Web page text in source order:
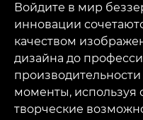
Войдите в мир
инновации
качеством
дизайна до
моменты, используя
творческие